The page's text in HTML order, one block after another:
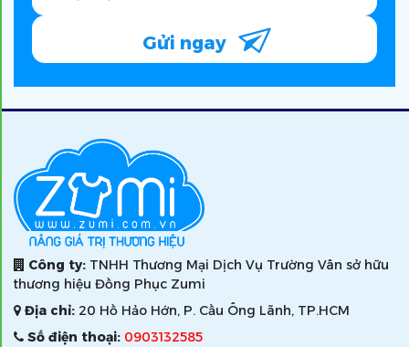
Gửi ngay
Công ty: TNHH Thương Mại Dịch Vụ Trường Vân sở hữu
thương hiệu Đồng Phục Zumi
Địa chỉ: 20 Hồ Hảo Hớn, P. Cầu Ông Lãnh, TP.HCM
Số điện thoại: 0903132585